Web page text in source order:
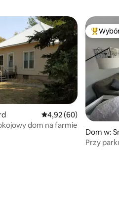
Średnia ocena: 4,92 na
4,92 (60)
dom na farmie
Dom w:
Przy